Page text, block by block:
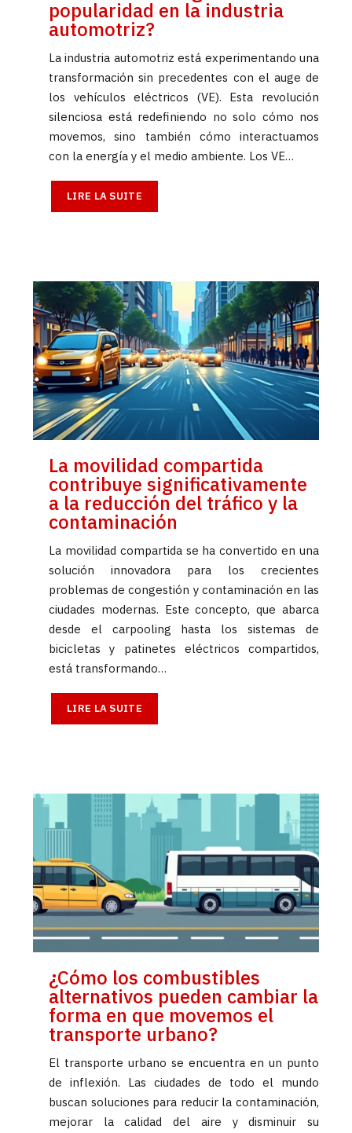
popularidad en la industria
automotriz?
La industria automotriz está experimentando una
transformación sin precedentes con el auge de
los vehículos eléctricos (VE). Esta revolución
silenciosa está redefiniendo no solo cómo nos
movemos, sino también cómo interactuamos
con la energía y el medio ambiente. Los VE…
LIRE LA SUITE
La movilidad compartida
contribuye significativamente
a la reducción del tráfico y la
contaminación
La movilidad compartida se ha convertido en una
solución innovadora para los crecientes
problemas de congestión y contaminación en las
ciudades modernas. Este concepto, que abarca
desde el carpooling hasta los sistemas de
bicicletas y patinetes eléctricos compartidos,
está transformando…
LIRE LA SUITE
¿Cómo los combustibles
alternativos pueden cambiar la
forma en que movemos el
transporte urbano?
El transporte urbano se encuentra en un punto
de inflexión. Las ciudades de todo el mundo
buscan soluciones para reducir la contaminación,
mejorar la calidad del aire y disminuir su